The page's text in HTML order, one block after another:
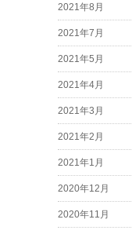
2021年8月
2021年7月
2021年5月
2021年4月
2021年3月
2021年2月
2021年1月
2020年12月
2020年11月